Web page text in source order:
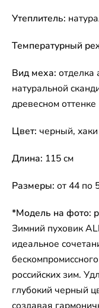
Утеплитель:
Температурный
Вид меха: отделка
натуральной
древесном
Цвет: черный, хаки
Длина: 115 см
Размеры: от 44 по
*Модель на фото:
Зимний пуховик
идеальное
российских зим.
глубокий черный
создавая